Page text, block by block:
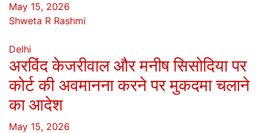
May 15, 2026
Shweta R Rashmi
Delhi
अरविंद केजरीवाल और मनीष सिसोदिया पर
कोर्ट की अवमानना करने पर मुकदमा चलाने
का आदेश
May 15, 2026